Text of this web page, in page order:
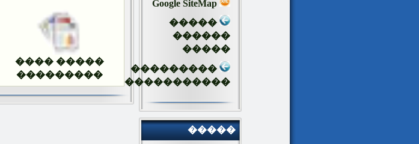
����� ����
���������
�����
������
�����
���������
�����������
�����